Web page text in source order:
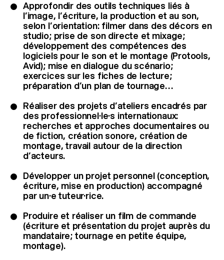
Approfondir des outils techniques liés à
l’image, l’écriture, la production et au son,
selon l’orientation: filmer dans des décors en
studio; prise de son directe et mixage;
développement des compétences des
logiciels pour le son et le montage (Protools,
Avid); mise en dialogue du scénario;
exercices sur les fiches de lecture;
préparation d’un plan de tournage…
Réaliser des projets d’ateliers encadrés par
des professionnel·le·s internationaux:
recherches et approches documentaires ou
de fiction, création sonore, création de
montage, travail autour de la direction
d’acteurs.
Développer un projet personnel (conception,
écriture, mise en production) accompagné
par un·e tuteur·rice.
Produire et réaliser un film de commande
(écriture et présentation du projet auprès du
mandataire; tournage en petite équipe,
montage).